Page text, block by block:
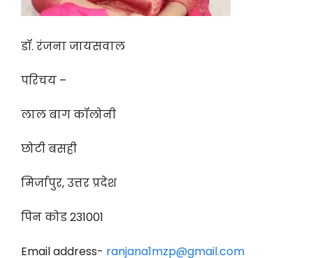
डॉ. रंजना जायसवाल
परिचय –
लाल बाग कॉलोनी
छोटी बसही
मिर्जापुर, उत्तर प्रदेश
पिन कोड 231001
Email address- ranjana1mzp@gmail.com